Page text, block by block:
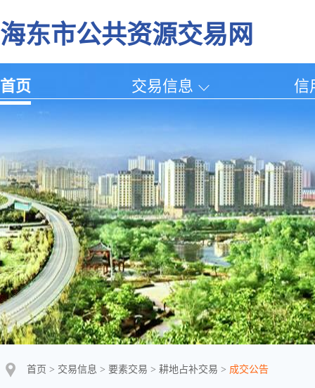
海东市公共资源交易网
首页 交易信息 信
首页 > 交易信息 > 要素交易 > 耕地占补交易 > 成交公告